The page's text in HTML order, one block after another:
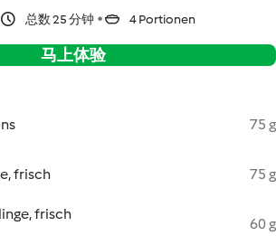
总数 25 分钟 4 Portionen
马上体验
75 g
frisch 75 g
frisch
60 g